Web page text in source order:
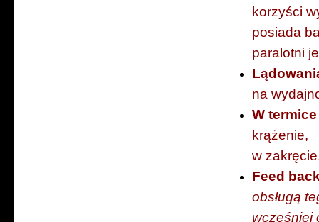
korzyści
posiada
paralotni
na
Wtermice
w
Feed
obsługą
wcześniej